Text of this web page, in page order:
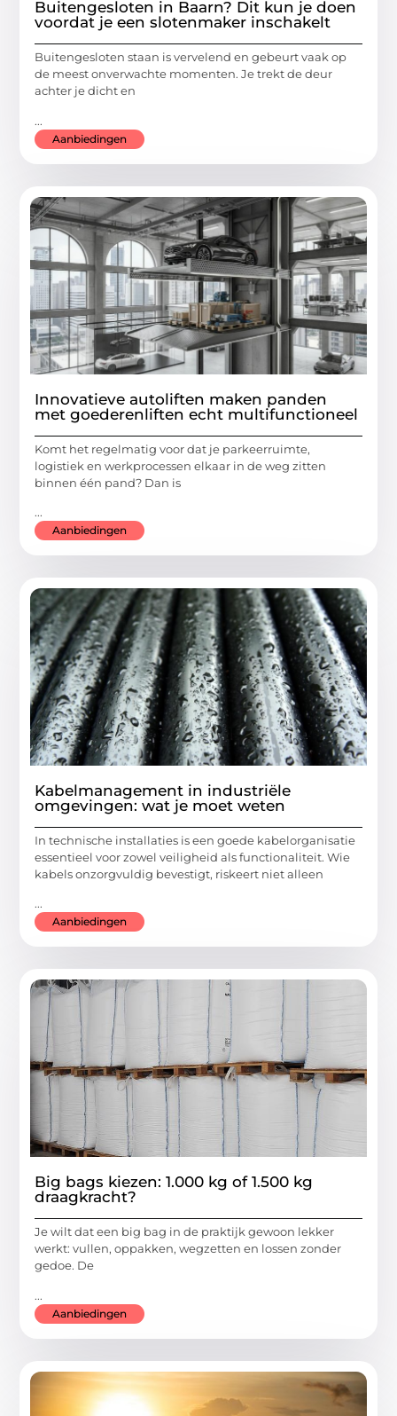
Buitengesloten in Baarn? Dit kun je doen
voordat je een slotenmaker inschakelt
Buitengesloten staan is vervelend en gebeurt vaak op
de meest onverwachte momenten. Je trekt de deur
achter je dicht en
...
Aanbiedingen
Innovatieve autoliften maken panden
met goederenliften echt multifunctioneel
Komt het regelmatig voor dat je parkeerruimte,
logistiek en werkprocessen elkaar in de weg zitten
binnen één pand? Dan is
...
Aanbiedingen
Kabelmanagement in industriële
omgevingen: wat je moet weten
In technische installaties is een goede kabelorganisatie
essentieel voor zowel veiligheid als functionaliteit. Wie
kabels onzorgvuldig bevestigt, riskeert niet alleen
...
Aanbiedingen
Big bags kiezen: 1.000 kg of 1.500 kg
draagkracht?
Je wilt dat een big bag in de praktijk gewoon lekker
werkt: vullen, oppakken, wegzetten en lossen zonder
gedoe. De
...
Aanbiedingen